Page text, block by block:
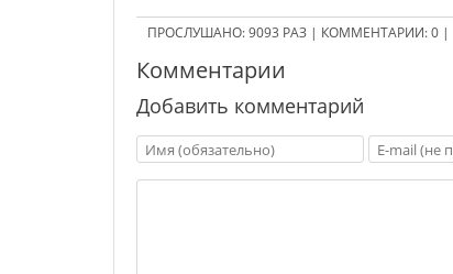
ПРОСЛУШАНО:9093 РАЗ | КОММЕНТАРИИ:0 |
Комментарии
Добавить комментарий